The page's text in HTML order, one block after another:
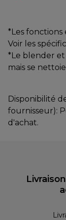
*Les fonctions
Voir les
*Le blender et
mais se
Disponibilité
fournisseur):
d'achat.